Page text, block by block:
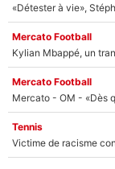
«Détester à vie»,
Mercato Football
Kylian Mbappé, un
Mercato Football
Tennis